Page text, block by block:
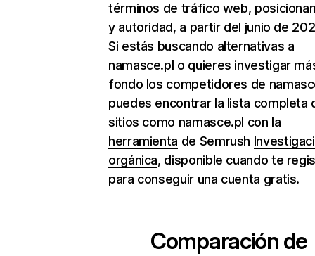
términos de tráfico web,
y autoridad, a partir del junio de
Si estás buscando alternativas a
namasce.pl o quieres investigar
fondo los competidores de
puedes encontrar la lista completa
sitios como namasce.pl con la
herramienta de Semrush
orgánica, disponible cuando te
para conseguir una cuenta gratis.
Comparación de